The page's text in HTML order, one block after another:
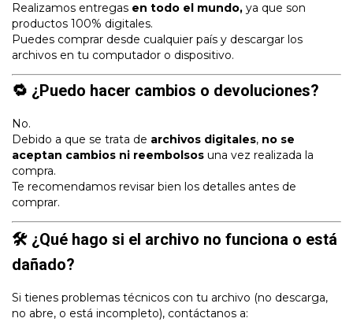
Realizamos entregas en todo el mundo, ya que son
productos 100% digitales.
Puedes comprar desde cualquier país y descargar los
archivos en tu computador o dispositivo.
🔁 ¿Puedo hacer cambios o devoluciones?
No.
Debido a que se trata de archivos digitales, no se
aceptan cambios ni reembolsos una vez realizada la
compra.
Te recomendamos revisar bien los detalles antes de
comprar.
🛠 ¿Qué hago si el archivo no funciona o está
dañado?
Si tienes problemas técnicos con tu archivo (no descarga,
no abre, o está incompleto), contáctanos a: